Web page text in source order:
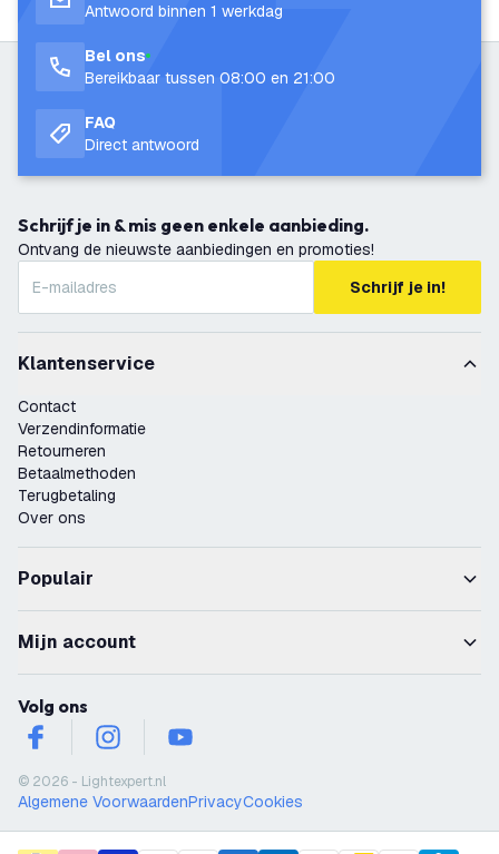
Antwoord binnen 1 werkdag
Bel ons
Bereikbaar tussen 08:00 en 21:00
FAQ
Direct antwoord
Schrijf je in & mis geen enkele aanbieding.
Ontvang de nieuwste aanbiedingen en promoties!
Schrijf je in!
Klantenservice
Contact
Verzendinformatie
Retourneren
Betaalmethoden
Terugbetaling
Over ons
Populair
Mijn account
Volg ons
facebookinstagramyoutube
© 2026 - Lightexpert.nl
Algemene VoorwaardenPrivacyCookies